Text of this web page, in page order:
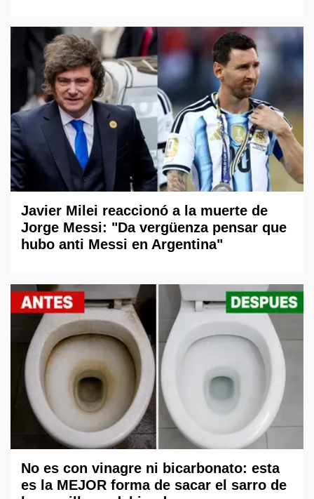
Javier Milei reaccionó a la muerte de
Jorge Messi: "Da vergüenza pensar que
hubo anti Messi en Argentina"
No es con vinagre ni bicarbonato: esta
es la MEJOR forma de sacar el sarro de